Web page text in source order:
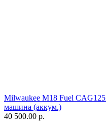
Milwaukee M18 Fuel
машина (аккум.)
40 500.00 р.